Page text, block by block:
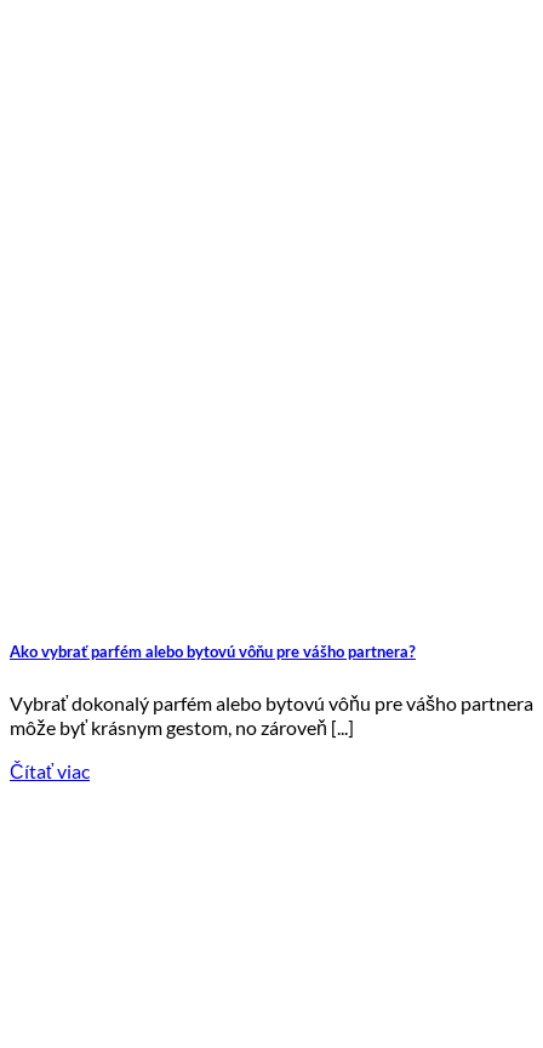
Ako vybrať parfém alebo bytovú vôňu pre vášho partnera?
Vybrať dokonalý parfém alebo bytovú vôňu pre vášho partnera
môže byť krásnym gestom, no zároveň [...]
Čítať viac